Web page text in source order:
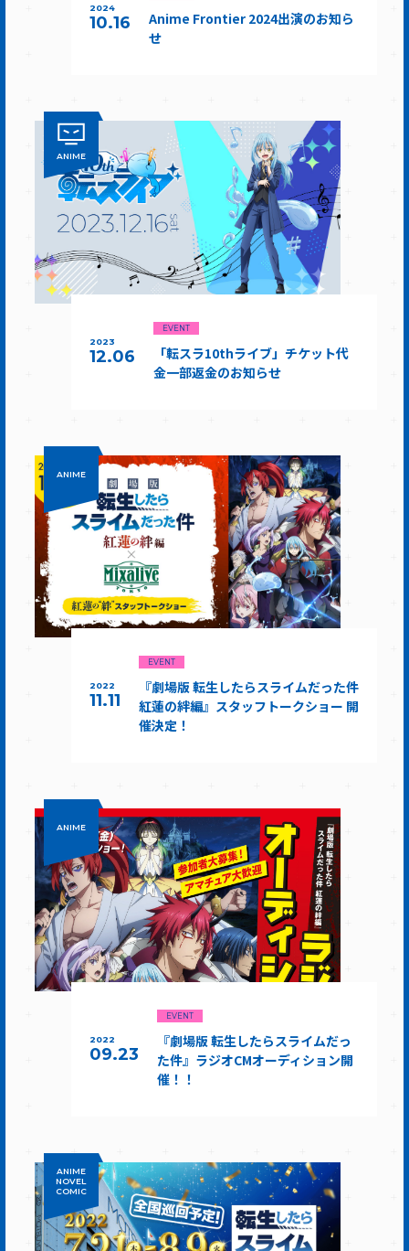
2024
10.16
Anime Frontier 2024出演のお知ら
せ
ANIME
2023
12.06
EVENT
「転スラ10thライブ」チケット代
金一部返金のお知らせ
ANIME
2022
11.11
EVENT
『劇場版 転生したらスライムだった件
紅蓮の絆編』スタッフトークショー 開
催決定！
ANIME
2022
09.23
EVENT
『劇場版 転生したらスライムだっ
た件』ラジオCMオーディション開
催！！
ANIME
NOVEL
COMIC